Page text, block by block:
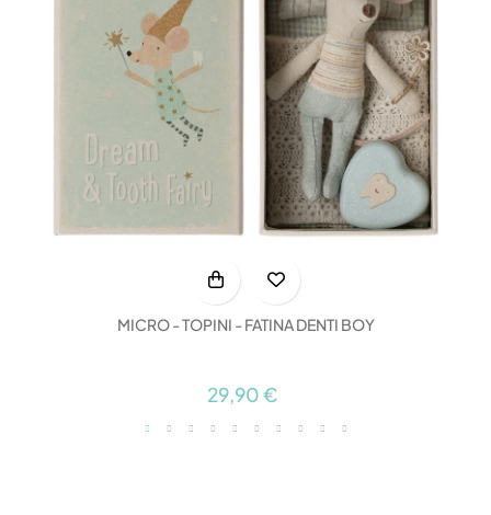
MICRO - TOPINI - FATINA DENTI BOY
29,90 €